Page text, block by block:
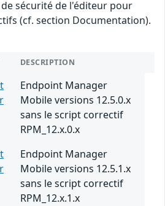
sécurité de l'éditeur pour
(cf. section Documentation).
DESCRIPTION
Endpoint Manager
Mobile versions 12.5.0.x
sans le script correctif
RPM_12.x.0.x
Endpoint Manager
Mobile versions 12.5.1.x
sans le script correctif
RPM_12.x.1.x